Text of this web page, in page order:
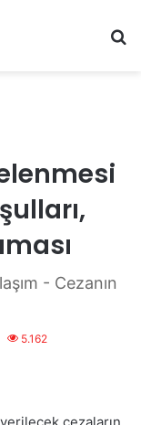
- Cezanın
5.162